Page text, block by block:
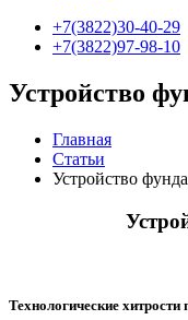
+7(3822)30-40-29
+7(3822)97-98-10
Устройство
Главная
Статьи
Устройство
Технологические